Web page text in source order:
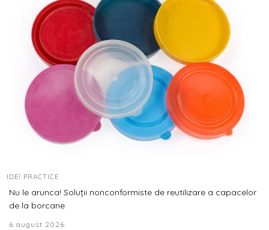
IDEI PRACTICE
Nu le arunca! Soluții nonconformiste de reutilizare a capacelor
de la borcane
6 august 2026